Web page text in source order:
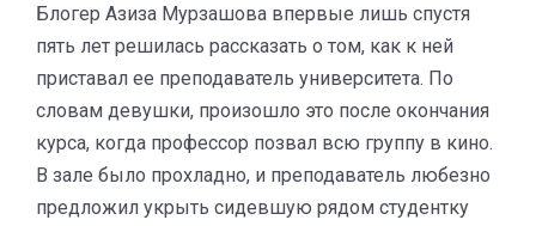
Блогер Азиза Мурзашова впервые лишь спустя
пять лет решилась рассказать о том, как к ней
приставал ее преподаватель университета. По
словам девушки, произошло это после окончания
курса, когда профессор позвал всю группу в кино.
В зале было прохладно, и преподаватель любезно
предложил укрыть сидевшую рядом студентку